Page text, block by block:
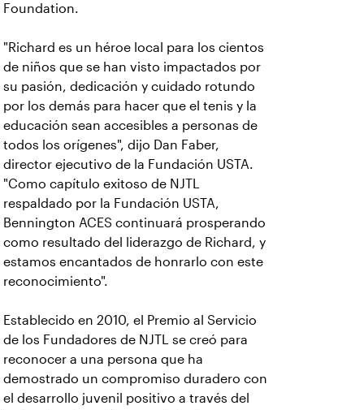
Foundation.
"Richard es un héroe local para los cientos
de niños que se han visto impactados por
su pasión, dedicación y cuidado rotundo
por los demás para hacer que el tenis y la
educación sean accesibles a personas de
todos los orígenes", dijo Dan Faber,
director ejecutivo de la Fundación USTA.
"Como capítulo exitoso de NJTL
respaldado por la Fundación USTA,
Bennington ACES continuará prosperando
como resultado del liderazgo de Richard, y
estamos encantados de honrarlo con este
reconocimiento".
Establecido en 2010, el Premio al Servicio
de los Fundadores de NJTL se creó para
reconocer a una persona que ha
demostrado un compromiso duradero con
el desarrollo juvenil positivo a través del